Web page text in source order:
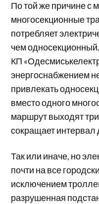
По той же причине с
многосекционные
потребляет
чем
КП
энергоснабжением
привлекать
вместо одного
маршрут выходят
сокращает интервал
Так или иначе, но
почти на все
исключением
разрушенная